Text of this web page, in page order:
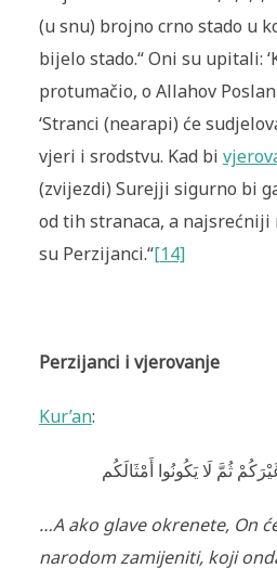
(u snu) brojno crno stado u
bijelo stado.“ Oni su upitali:
protumačio, o Allahov
‘Stranci (nearapi) će
vjeri i srodstvu. Kad bi
(zvijezdi) Surejji sigurno bi
od tih stranaca, a najsrećniji
su Perzijanci.“[14]
Perzijanci i vjerovanje
Kur’an:
ثُمَّ لَا يَكُونُوا أَمْثَالَكُم
…A ako glave okrenete, On
narodom zamijeniti, koji